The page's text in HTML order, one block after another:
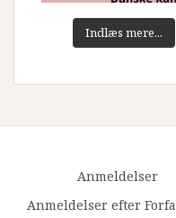
Indlæs mere...
Anmeldelser
Anmeldelser efter